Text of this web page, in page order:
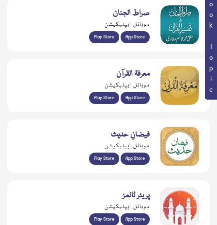
Book Topic صراط الجنان
موبائل ایپلیکیشن
Play Store App Store
معرفۃ القرآن
موبائل ایپلیکیشن
Play Store App Store
فیضانِ حدیث
موبائل ایپلیکیشن
Play Store App Store
پریئر ٹائمز
موبائل ایپلیکیشن
Play Store App Store